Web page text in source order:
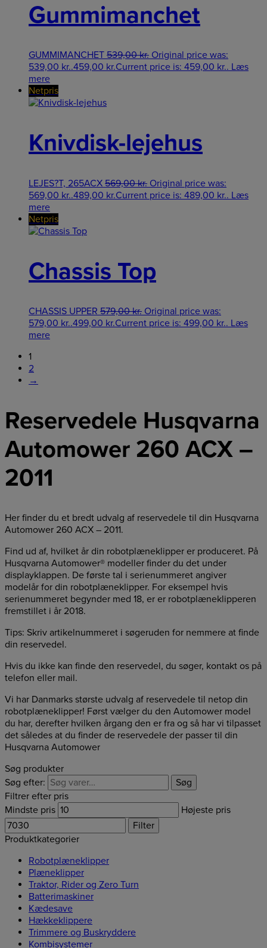
Gummimanchet
GUMMIMANCHET 539,00kr. Original price was:
539,00 kr..459,00 kr.Current price is: 459,00 kr.. Læs
mere
Netpris
Knivdisk-lejehus
LEJES?T, 265ACX 569,00kr. Original price was:
569,00 kr..489,00 kr.Current price is: 489,00 kr.. Læs
mere
Netpris
Chassis Top
CHASSIS UPPER 579,00kr. Original price was:
579,00 kr..499,00 kr.Current price is: 499,00 kr.. Læs
mere
1
2
→
Reservedele Husqvarna
Automower 260 ACX –
2011
Her finder du et bredt udvalg af reservedele til din Husqvarna
Automower 260 ACX – 2011.
Find ud af, hvilket år din robotplæneklipper er produceret. På
Husqvarna Automower® modeller finder du det under
displayklappen. De første tal i serienummeret angiver
modelår for din robotplæneklipper. For eksempel hvis
serienummeret begynder med 18, er er robotplæneklipperen
fremstillet i år 2018.
Tips: Skriv artikelnummeret i søgeruden for nemmere at finde
din reservedel.
Hvis du ikke kan finde den reservedel, du søger, kontakt os på
telefon eller mail.
Vi har Danmarks største udvalg af reservedele til netop din
robotplæneklipper! Først vælger du den Automower model
du har, derefter hvilken årgang den er fra og så har vi tilpasset
det således at du finder de reservedele der passer til din
Husqvarna Automower
Søg produkter
Søg efter:
Søg
Filtrer efter pris
Mindste pris
Højeste pris
Filter
Produktkategorier
Robotplæneklipper
Plæneklipper
Traktor, Rider og Zero Turn
Batterimaskiner
Kædesave
Hækkeklippere
Trimmere og Buskryddere
Kombisystemer